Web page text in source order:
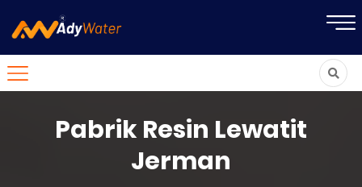
Pabrik Resin Lewatit
Jerman